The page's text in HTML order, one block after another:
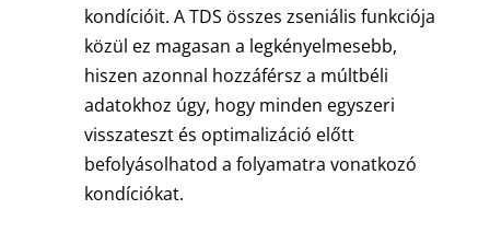
kondícióit. A TDS összes zseniális funkciója
közül ez magasan a legkényelmesebb,
hiszen azonnal hozzáférsz a múltbéli
adatokhoz úgy, hogy minden egyszeri
visszateszt és optimalizáció előtt
befolyásolhatod a folyamatra vonatkozó
kondíciókat.